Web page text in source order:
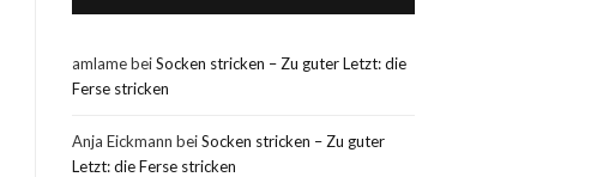
amlamebeiSocken stricken – Zu guter Letzt: die
Ferse stricken
Anja Eickmann beiSocken stricken – Zu guter
Letzt: die Ferse stricken